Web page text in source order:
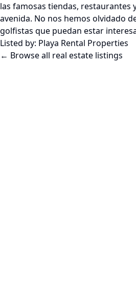
las famosas tiendas, restaurantes
avenida. No nos hemos olvidado
golfistas que puedan estar
Listed by: Playa Rental Properties
← Browse all real estate listings